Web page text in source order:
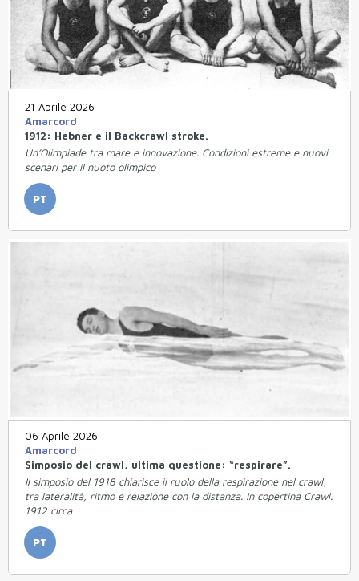
21 Aprile 2026
Amarcord
1912: Hebner e il Backcrawl stroke.
Un’Olimpiade tra mare e innovazione. Condizioni estreme e nuovi
scenari per il nuoto olimpico
PT
06 Aprile 2026
Amarcord
Simposio del crawl, ultima questione: “respirare”.
Il simposio del 1918 chiarisce il ruolo della respirazione nel crawl,
tra lateralità, ritmo e relazione con la distanza. In copertina Crawl.
1912 circa
PT